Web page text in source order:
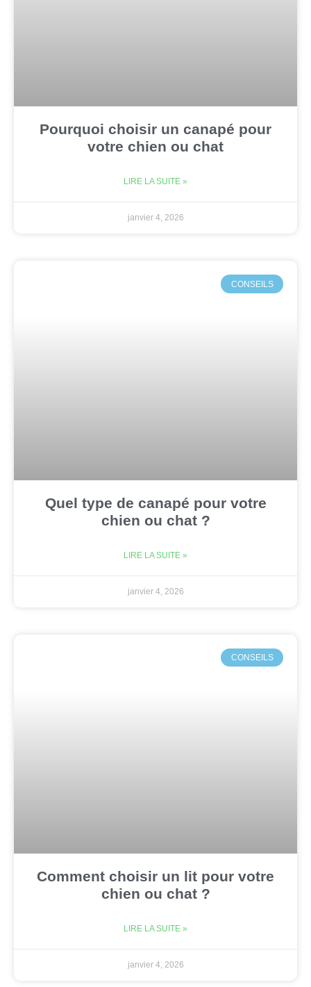
Pourquoi choisir un canapé pour
votre chien ou chat
LIRE LA SUITE »
janvier 4, 2026
CONSEILS
Quel type de canapé pour votre
chien ou chat ?
LIRE LA SUITE »
janvier 4, 2026
CONSEILS
Comment choisir un lit pour votre
chien ou chat ?
LIRE LA SUITE »
janvier 4, 2026